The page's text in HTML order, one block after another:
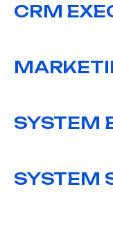
CRM
SYSTEM
SYSTEM